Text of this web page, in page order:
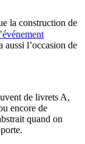
la construction de
aussi l’occasion de
de livrets A,
encore de
quand on